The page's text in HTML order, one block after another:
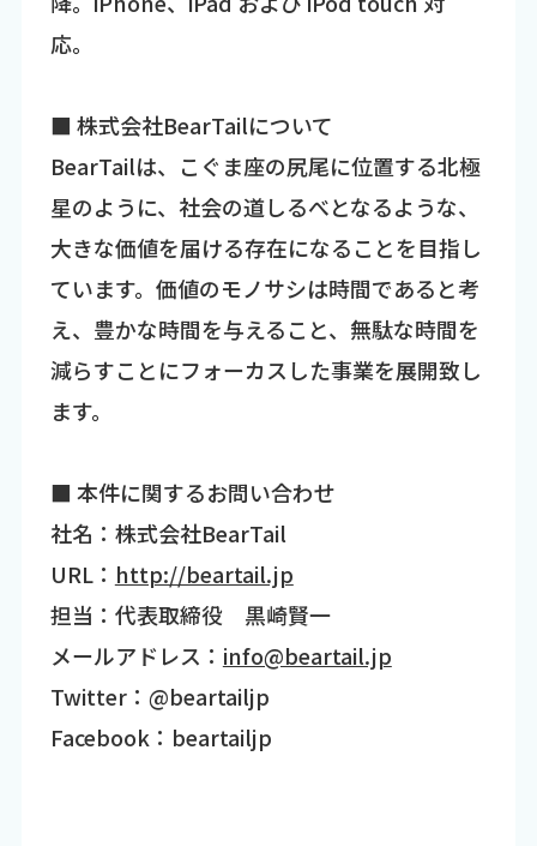
応。
■ 株式会社BearTailについて
BearTailは、こぐま座の尻尾に位置する北極
星のように、社会の道しるべとなるような、
大きな価値を届ける存在になることを目指し
ています。価値のモノサシは時間であると考
え、豊かな時間を与えること、無駄な時間を
減らすことにフォーカスした事業を展開致し
ます。
■ 本件に関するお問い合わせ
社名：株式会社BearTail
URL： http://beartail.jp
担当：代表取締役 黒崎賢一
メールアドレス： info@beartail.jp
Twitter：@beartailjp
Facebook：beartailjp